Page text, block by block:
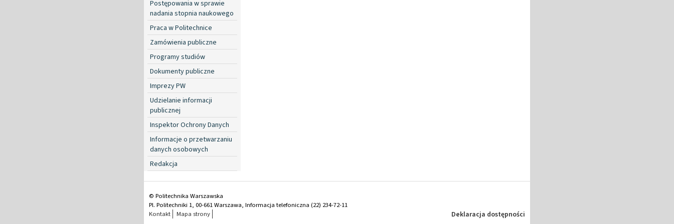
Postępowania w sprawie
nadania stopnia naukowego
Praca w Politechnice
Zamówienia publiczne
Programy studiów
Dokumenty publiczne
Imprezy PW
Udzielanie informacji
publicznej
Inspektor Ochrony Danych
Informacje o przetwarzaniu
danych osobowych
Redakcja
© Politechnika Warszawska
Pl. Politechniki 1, 00-661 Warszawa, Informacja telefoniczna (22) 234-72-11
Kontakt
Mapa strony Deklaracja dostępności